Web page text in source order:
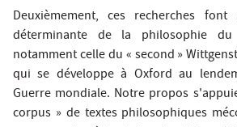
Deuxièmement, ces recherches
déterminante de la philosophie du
notamment celle du « second »
qui se développe à Oxford au
Guerre mondiale. Notre propos
corpus » de textes philosophiques